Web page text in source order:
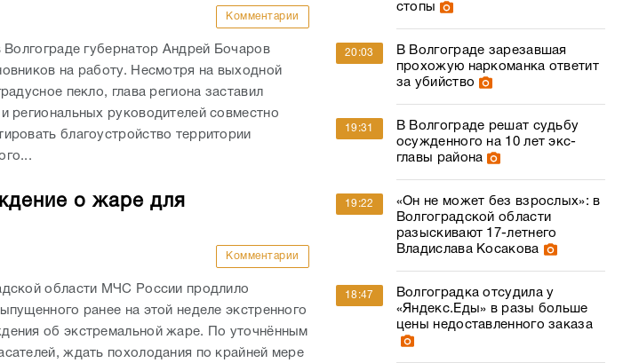
Комментарии
Волгограде губернатор Андрей Бочаров
на работу. Несмотря на выходной
пекло, глава региона заставил
региональных руководителей совместно
благоустройство территории
о жаре для
Комментарии
области МЧС России продлило
ранее на этой неделе экстренного
об экстремальной жаре. По уточнённым
ждать похолодания по крайней мере
стопы
20:03
В Волгограде зарезавшая
прохожую наркоманка ответит
за убийство
19:31
В Волгограде решат судьбу
осужденного на 10 лет экс-
главы района
19:22
«Он не может без взрослых»: в
Волгоградской области
разыскивают 17-летнего
Владислава Косакова
18:47
Волгоградка отсудила у
«Яндекс.Еды» в разы больше
цены недоставленного заказа